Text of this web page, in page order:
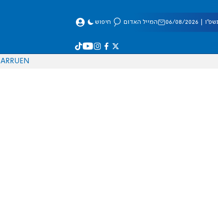
08/2026 המייל האדום חיפוש
EN
RU
AR